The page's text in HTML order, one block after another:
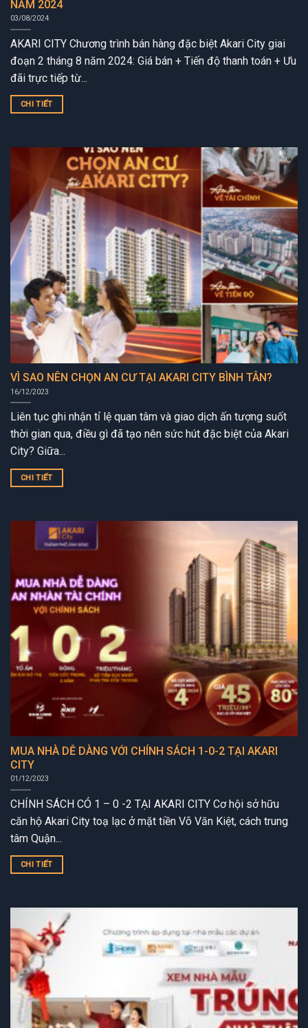
NĂM 2024
03/08/2024
AKARI CITY Chương trình bán hàng đặc biệt Akari City giai
đoạn 2 tháng 8 năm 2024: Giá bán + Tiến độ thanh toán + Ưu
đãi trực tiếp từ...
CHI TIẾT
VÌ SAO NÊN CHỌN AN CƯ TẠI AKARI CITY BÌNH TÂN?
16/12/2023
Liên tục ghi nhận tỉ lệ quan tâm và giao dịch ấn tượng suốt
thời gian qua, điều gì đã tạo nên sức hút đặc biệt của Akari
City? Giữa...
CHI TIẾT
MUA NHÀ DỄ DÀNG VỚI CHÍNH SÁCH 1-0-2 TẠI AKARI
CITY
01/12/2023
CHÍNH SÁCH CÓ 1 – 0 -2 TẠI AKARI CITY Cơ hội sở hữu
căn hộ Akari City toạ lạc ở mặt tiền Võ Văn Kiệt, cách trung
tâm Quận...
CHI TIẾT